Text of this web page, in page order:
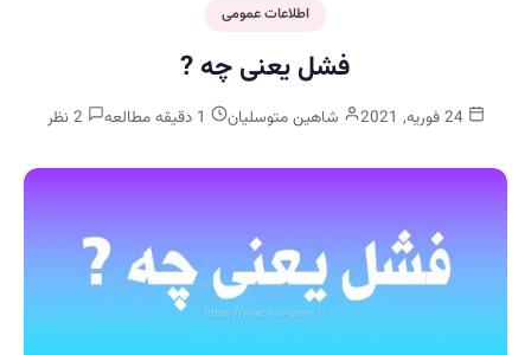
اطلاعات عمومی
فشل یعنی چه ?
24 فوریه, 2021 شاهین متوسلیان